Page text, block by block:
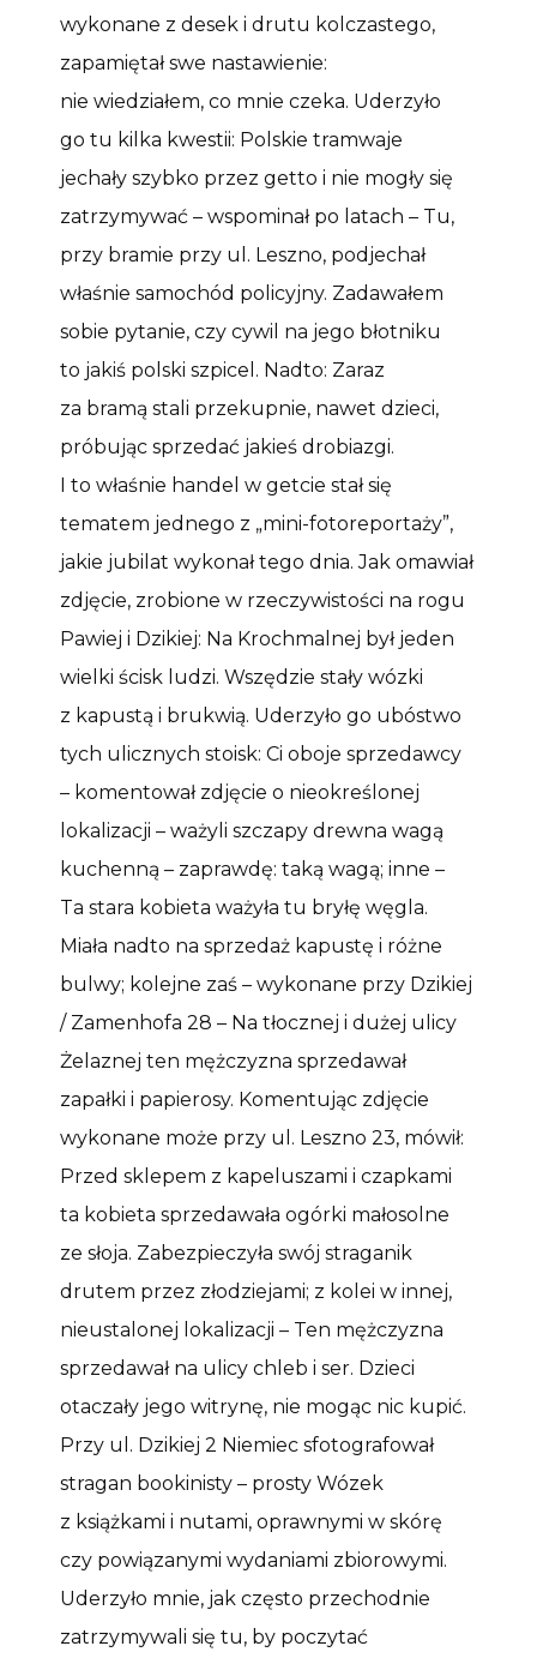
wykonane z desek i drutu kolczastego,
zapamiętał swe nastawienie:
nie wiedziałem, co mnie czeka. Uderzyło
go tu kilka kwestii: Polskie tramwaje
jechały szybko przez getto i nie mogły się
zatrzymywać – wspominał po latach – Tu,
przy bramie przy ul. Leszno, podjechał
właśnie samochód policyjny. Zadawałem
sobie pytanie, czy cywil na jego błotniku
to jakiś polski szpicel. Nadto: Zaraz
za bramą stali przekupnie, nawet dzieci,
próbując sprzedać jakieś drobiazgi.
I to właśnie handel w getcie stał się
tematem jednego z „mini-fotoreportaży”,
jakie jubilat wykonał tego dnia. Jak omawiał
zdjęcie, zrobione w rzeczywistości na rogu
Pawiej i Dzikiej: Na Krochmalnej był jeden
wielki ścisk ludzi. Wszędzie stały wózki
z kapustą i brukwią. Uderzyło go ubóstwo
tych ulicznych stoisk: Ci oboje sprzedawcy
– komentował zdjęcie o nieokreślonej
lokalizacji – ważyli szczapy drewna wagą
kuchenną – zaprawdę: taką wagą; inne –
Ta stara kobieta ważyła tu bryłę węgla.
Miała nadto na sprzedaż kapustę i różne
bulwy; kolejne zaś – wykonane przy Dzikiej
/ Zamenhofa 28 – Na tłocznej i dużej ulicy
Żelaznej ten mężczyzna sprzedawał
zapałki i papierosy. Komentując zdjęcie
wykonane może przy ul. Leszno 23, mówił:
Przed sklepem z kapeluszami i czapkami
ta kobieta sprzedawała ogórki małosolne
ze słoja. Zabezpieczyła swój straganik
drutem przez złodziejami; z kolei w innej,
nieustalonej lokalizacji – Ten mężczyzna
sprzedawał na ulicy chleb i ser. Dzieci
otaczały jego witrynę, nie mogąc nic kupić.
Przy ul. Dzikiej 2 Niemiec sfotografował
stragan bookinisty – prosty Wózek
z książkami i nutami, oprawnymi w skórę
czy powiązanymi wydaniami zbiorowymi.
Uderzyło mnie, jak często przechodnie
zatrzymywali się tu, by poczytać